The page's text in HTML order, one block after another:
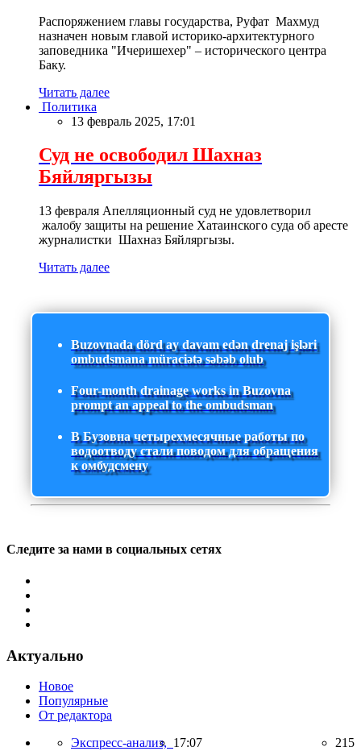
Распоряжением главы государства, Руфат Махмуд
назначен новым главой историко-архитектурного
заповедника "Ичеришехер" – исторического центра
Баку.
Читать далее
Политика
13 февраль 2025, 17:01
Суд не освободил Шахназ
Бяйляргызы
13 февраля Апелляционный суд не удовлетворил
жалобу защиты на решение Хатаинского суда об аресте
журналистки Шахназ Бяйляргызы.
Читать далее
Buzovnada dörd ay davam edən drenaj işləri
ombudsmana müraciətə səbəb olub
Four-month drainage works in Buzovna
prompt an appeal to the ombudsman
В Бузовна четырехмесячные работы по
водоотводу стали поводом для обращения
к омбудсмену
Следите за нами в социальных сетях
Актуально
Новое
Популярные
От редактора
Экспресс-анализ, 17:07 215